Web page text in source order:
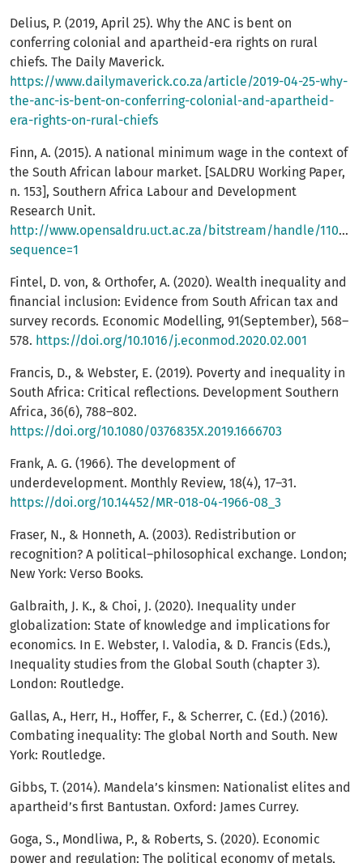
Delius, P. (2019, April 25). Why the ANC is bent on
conferring colonial and apartheid-era rights on rural
chiefs. The Daily Maverick.
https://www.dailymaverick.co.za/article/2019-04-25-why-
the-anc-is-bent-on-conferring-colonial-and-apartheid-
era-rights-on-rural-chiefs
Finn, A. (2015). A national minimum wage in the context of
the South African labour market. [SALDRU Working Paper,
n. 153], Southern Africa Labour and Development
Research Unit.
http://www.opensaldru.uct.ac.za/bitstream/handle/11090/
sequence=1
Fintel, D. von, & Orthofer, A. (2020). Wealth inequality and
financial inclusion: Evidence from South African tax and
survey records. Economic Modelling, 91(September), 568–
578. https://doi.org/10.1016/j.econmod.2020.02.001
Francis, D., & Webster, E. (2019). Poverty and inequality in
South Africa: Critical reflections. Development Southern
Africa, 36(6), 788–802.
https://doi.org/10.1080/0376835X.2019.1666703
Frank, A. G. (1966). The development of
underdevelopment. Monthly Review, 18(4), 17–31.
https://doi.org/10.14452/MR-018-04-1966-08_3
Fraser, N., & Honneth, A. (2003). Redistribution or
recognition? A political–philosophical exchange. London;
New York: Verso Books.
Galbraith, J. K., & Choi, J. (2020). Inequality under
globalization: State of knowledge and implications for
economics. In E. Webster, I. Valodia, & D. Francis (Eds.),
Inequality studies from the Global South (chapter 3).
London: Routledge.
Gallas, A., Herr, H., Hoffer, F., & Scherrer, C. (Ed.) (2016).
Combating inequality: The global North and South. New
York: Routledge.
Gibbs, T. (2014). Mandela’s kinsmen: Nationalist elites and
apartheid’s first Bantustan. Oxford: James Currey.
Goga, S., Mondliwa, P., & Roberts, S. (2020). Economic
power and regulation: The political economy of metals,